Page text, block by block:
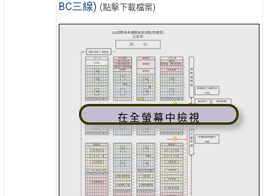
BC三線) (點擊下載檔案)
在全螢幕中檢視